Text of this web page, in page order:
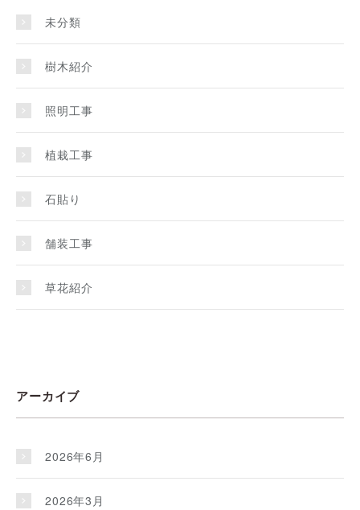
未分類
樹木紹介
照明工事
植栽工事
石貼り
舗装工事
草花紹介
アーカイブ
2026年6月
2026年3月